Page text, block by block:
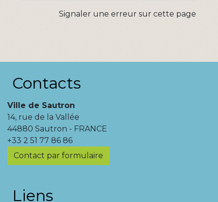
Signaler une erreur sur cette page
Contacts
Ville de Sautron
14, rue de la Vallée
44880 Sautron - FRANCE
+33 2 51 77 86 86
Contact par formulaire
Liens